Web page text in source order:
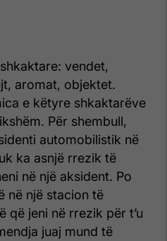
vendet,
aromat, objektet.
e këtyre shkaktarëve
Për shembull,
automobilistik në
ka asnjë rrezik të
në një aksident. Po
në një stacion të
që jeni në rrezik për t’u
juaj mund të